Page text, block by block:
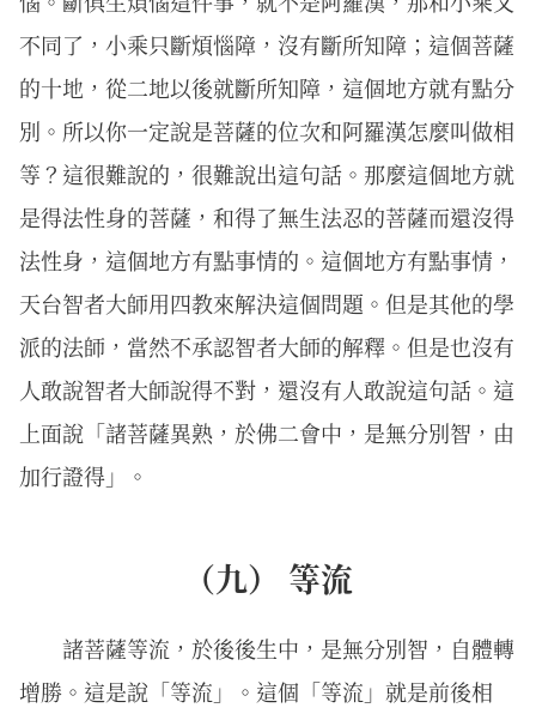
不同了，小乘只斷煩惱障，沒有斷所知障；這個菩薩
的十地，從二地以後就斷所知障，這個地方就有點分
別。所以你一定說是菩薩的位次和阿羅漢怎麼叫做相
等？這很難說的，很難說出這句話。那麼這個地方就
是得法性身的菩薩，和得了無生法忍的菩薩而還沒得
法性身，這個地方有點事情的。這個地方有點事情，
天台智者大師用四教來解決這個問題。但是其他的學
派的法師，當然不承認智者大師的解釋。但是也沒有
人敢說智者大師說得不對，還沒有人敢說這句話。這
上面說「諸菩薩異熟，於佛二會中，是無分別智，由
加行證得」。
（九） 等流
諸菩薩等流，於後後生中，是無分別智，自體轉
增勝。這是說「等流」。這個「等流」就是前後相